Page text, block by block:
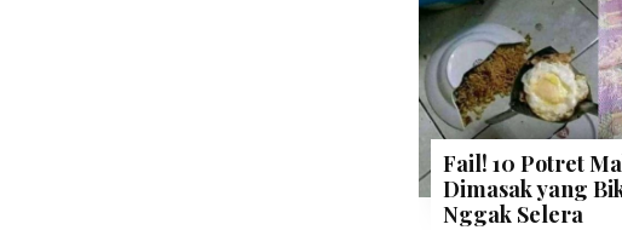
Fail! 10 Potret
Dimasak yang
Nggak Selera